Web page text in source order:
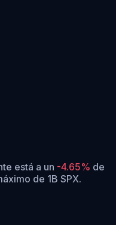
está a un -4.65% de
de 1B SPX.